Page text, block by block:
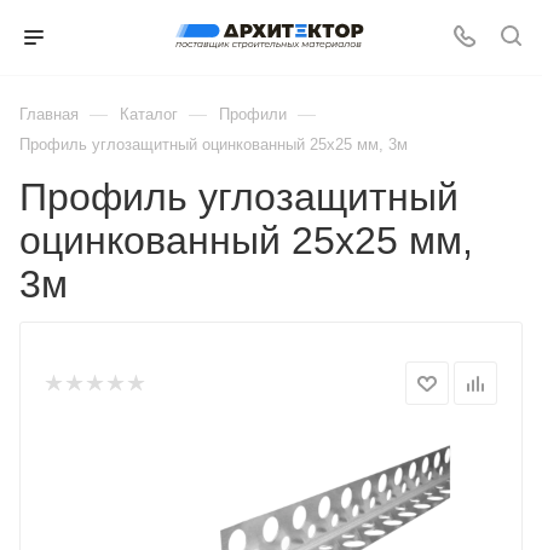
Главная — Каталог — Профили —
Профиль углозащитный оцинкованный 25х25 мм, 3м
Профиль углозащитный
оцинкованный 25х25 мм,
3м